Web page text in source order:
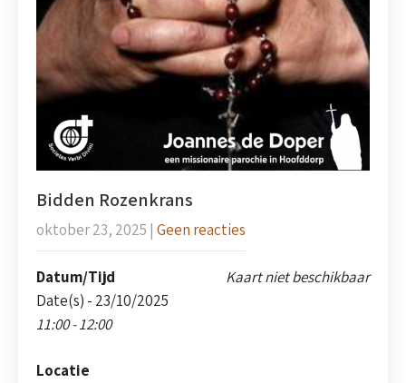
Bidden Rozenkrans
oktober 23, 2025 | Geen reacties
Kaart niet beschikbaar
Datum/Tijd
Date(s) - 23/10/2025
11:00 - 12:00
Locatie